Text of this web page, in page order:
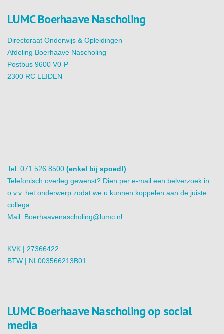
LUMC Boerhaave Nascholing
Directoraat Onderwijs & Opleidingen
Afdeling Boerhaave Nascholing
Postbus 9600 V0-P
2300 RC LEIDEN
Tel: 071 526 8500 (enkel bij spoed!)
Telefonisch overleg gewenst? Dien per e-mail een belverzoek in
o.v.v. het onderwerp zodat we u kunnen koppelen aan de juiste
collega.
Mail: Boerhaavenascholing@lumc.nl
KVK | 27366422
BTW | NL003566213B01
LUMC Boerhaave Nascholing op social
media